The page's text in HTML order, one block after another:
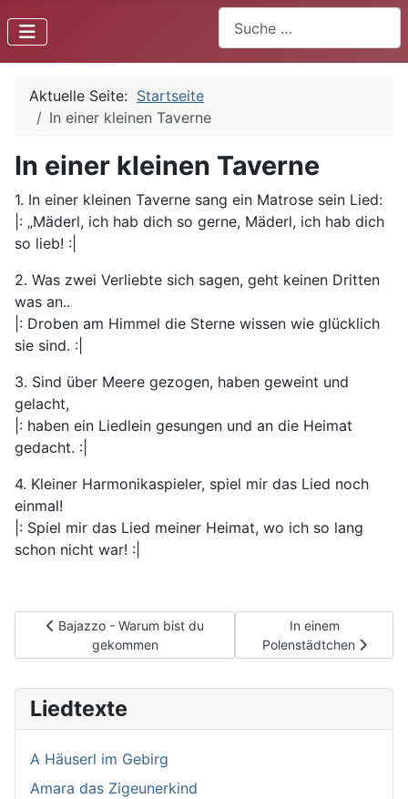
Aktuelle Seite: Startseite
In einer kleinen Taverne
In einer kleinen Taverne
1. In einer kleinen Taverne sang ein Matrose sein Lied:
|: „Mäderl, ich hab dich so gerne, Mäderl, ich hab dich
so lieb! :|
2. Was zwei Verliebte sich sagen, geht keinen Dritten
was an..
|: Droben am Himmel die Sterne wissen wie glücklich
sie sind. :|
3. Sind über Meere gezogen, haben geweint und
gelacht,
|: haben ein Liedlein gesungen und an die Heimat
gedacht. :|
4. Kleiner Harmonikaspieler, spiel mir das Lied noch
einmal!
|: Spiel mir das Lied meiner Heimat, wo ich so lang
schon nicht war! :|
Vorheriger Beitrag: Bajazzo - Warum bist du gekommen
Bajazzo - Warum bist du
gekommen
Nächster Beitrag:
In einem
Polenstädtchen
Liedtexte
A Häuserl im Gebirg
Amara das Zigeunerkind